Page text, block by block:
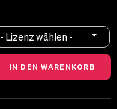
- Lizenz wählen -